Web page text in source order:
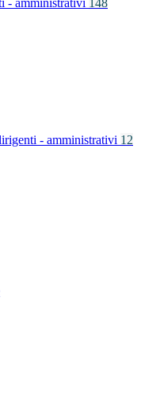
- amministrativi 148
- amministrativi 12